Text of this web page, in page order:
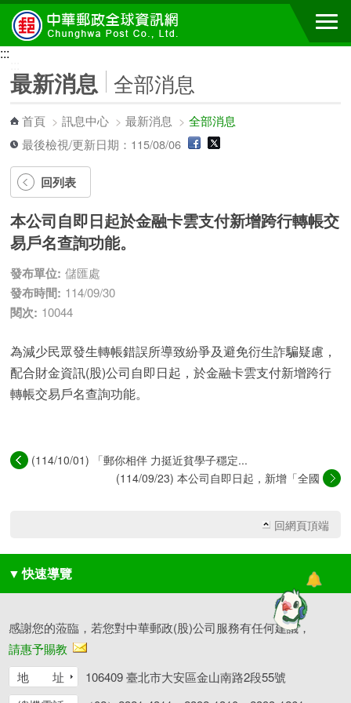
跳到主要內容區塊
:::
最新消息 全部消息
首頁 >訊息中心 >最新消息 >全部消息
最後檢視/更新日期：115/08/06
回列表
本公司自即日起於金融卡雲支付新增跨行轉帳交
易戶名查詢功能。
發布單位: 儲匯處
發布時間: 114/09/30
閱次: 10044
為減少民眾發生轉帳錯誤所導致紛爭及避免衍生詐騙疑慮，
配合財金資訊(股)公司自即日起，於金融卡雲支付新增跨行
轉帳交易戶名查詢功能。
(114/10/01) 「郵你相伴 力挺近貧學子穩定...
(114/09/23) 本公司自即日起，新增「全國
回網頁頂端
▼ 快速導覽
感謝您的蒞臨，若您對中華郵政(股)公司服務有任何建議，
請惠予賜教
地 址
106409 臺北市大安區金山南路2段55號